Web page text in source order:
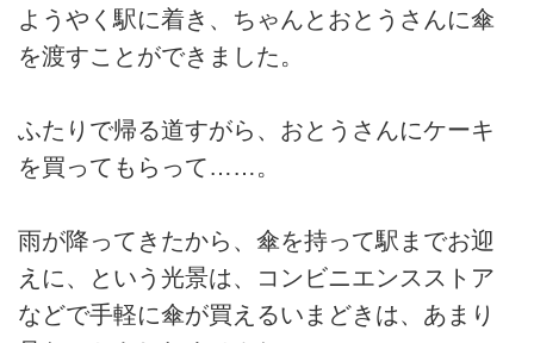
ようやく駅に着き、ちゃんとおとうさんに傘
を渡すことができました。
ふたりで帰る道すがら、おとうさんにケーキ
を買ってもらって……。
雨が降ってきたから、傘を持って駅までお迎
えに、という光景は、コンビニエンスストア
などで手軽に傘が買えるいまどきは、あまり